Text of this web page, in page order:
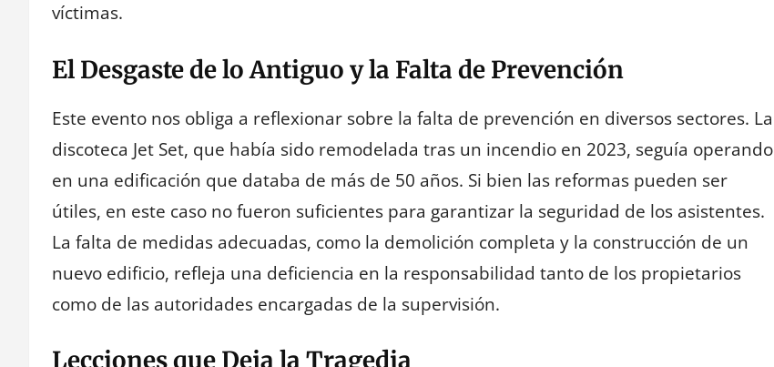
víctimas.
El Desgaste de lo Antiguo y la Falta de Prevención
Este evento nos obliga a reflexionar sobre la falta de prevención en diversos sectores. La
discoteca Jet Set, que había sido remodelada tras un incendio en 2023, seguía operando
en una edificación que databa de más de 50 años. Si bien las reformas pueden ser
útiles, en este caso no fueron suficientes para garantizar la seguridad de los asistentes.
La falta de medidas adecuadas, como la demolición completa y la construcción de un
nuevo edificio, refleja una deficiencia en la responsabilidad tanto de los propietarios
como de las autoridades encargadas de la supervisión.
Lecciones que Deja la Tragedia